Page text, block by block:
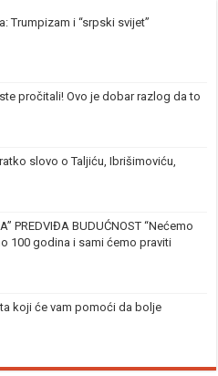
Trumpizam i “srpski svijet”
pročitali! Ovo je dobar razlog da to
slovo o Taljiću, Ibrišimoviću,
PREDVIĐA BUDUĆNOST “Nećemo
100 godina i sami ćemo praviti
koji će vam pomoći da bolje